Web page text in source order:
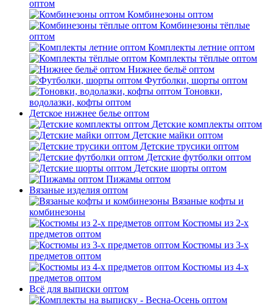
оптом
Комбинезоны оптом
Комбинезоны тёплые
оптом
Комплекты летние оптом
Комплекты тёплые оптом
Нижнее бельё оптом
Футболки, шорты оптом
Тоновки,
водолазки, кофты оптом
Детское нижнее белье оптом
Детские комплекты оптом
Детские майки оптом
Детские трусики оптом
Детские футболки оптом
Детские шорты оптом
Пижамы оптом
Вязаные изделия оптом
Вязаные кофты и
комбинезоны
Костюмы из 2-х
предметов оптом
Костюмы из 3-х
предметов оптом
Костюмы из 4-х
предметов оптом
Всё для выписки оптом